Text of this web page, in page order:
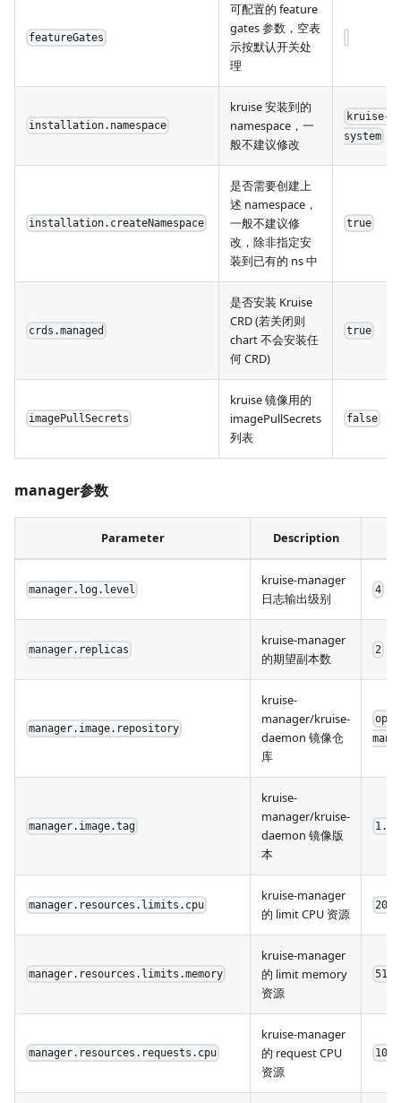
featureGates
可配置的 feature
gates 参数，空表
示按默认开关处
理
installation.namespace
kruise 安装到的
namespace，一
般不建议修改
kruise-
system
installation.createNamespace
是否需要创建上
述 namespace，
一般不建议修
改，除非指定安
装到已有的 ns 中
true
crds.managed
是否安装 Kruise
CRD (若关闭则
chart 不会安装任
何 CRD)
true
imagePullSecrets
kruise 镜像用的
imagePullSecrets
列表
false
manager参数
Parameter Description
manager.log.level
kruise-manager
日志输出级别
4
manager.replicas
kruise-manager
的期望副本数
2
manager.image.repository
kruise-
manager/kruise-
daemon 镜像仓
库
manager.image.tag
kruise-
manager/kruise-
daemon 镜像版
本
manager.resources.limits.cpu
kruise-manager
的 limit CPU 资源
200m
manager.resources.limits.memory
kruise-manager
的 limit memory
资源
manager.resources.requests.cpu
kruise-manager
的 request CPU
资源
100m